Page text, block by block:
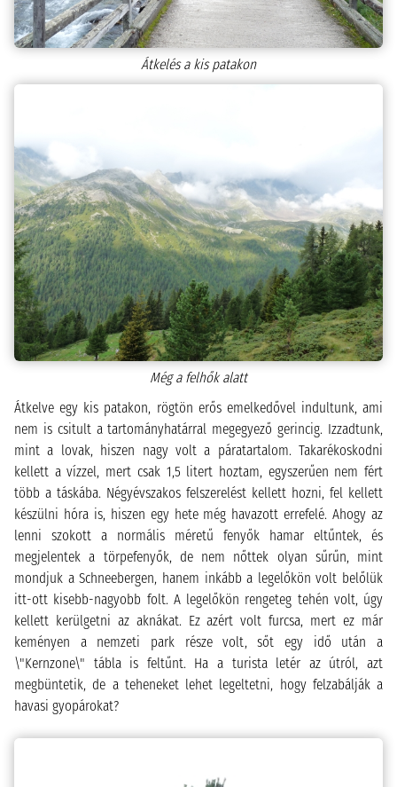
Átkelés a kis patakon
Még a felhők alatt
Átkelve egy kis patakon, rögtön erős emelkedővel indultunk, ami
nem is csitult a tartományhatárral megegyező gerincig. Izzadtunk,
mint a lovak, hiszen nagy volt a páratartalom. Takarékoskodni
kellett a vízzel, mert csak 1,5 litert hoztam, egyszerűen nem fért
több a táskába. Négyévszakos felszerelést kellett hozni, fel kellett
készülni hóra is, hiszen egy hete még havazott errefelé. Ahogy az
lenni szokott a normális méretű fenyők hamar eltűntek, és
megjelentek a törpefenyők, de nem nőttek olyan sűrűn, mint
mondjuk a Schneebergen, hanem inkább a legelőkön volt belőlük
itt-ott kisebb-nagyobb folt. A legelőkön rengeteg tehén volt, úgy
kellett kerülgetni az aknákat. Ez azért volt furcsa, mert ez már
keményen a nemzeti park része volt, sőt egy idő után a
\"Kernzone\" tábla is feltűnt. Ha a turista letér az útról, azt
megbüntetik, de a teheneket lehet legeltetni, hogy felzabálják a
havasi gyopárokat?